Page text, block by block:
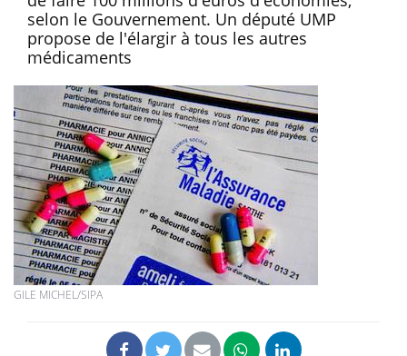
selon le Gouvernement. Un député UMP
propose de l'élargir à tous les autres
médicaments
GILE MICHEL/SIPA